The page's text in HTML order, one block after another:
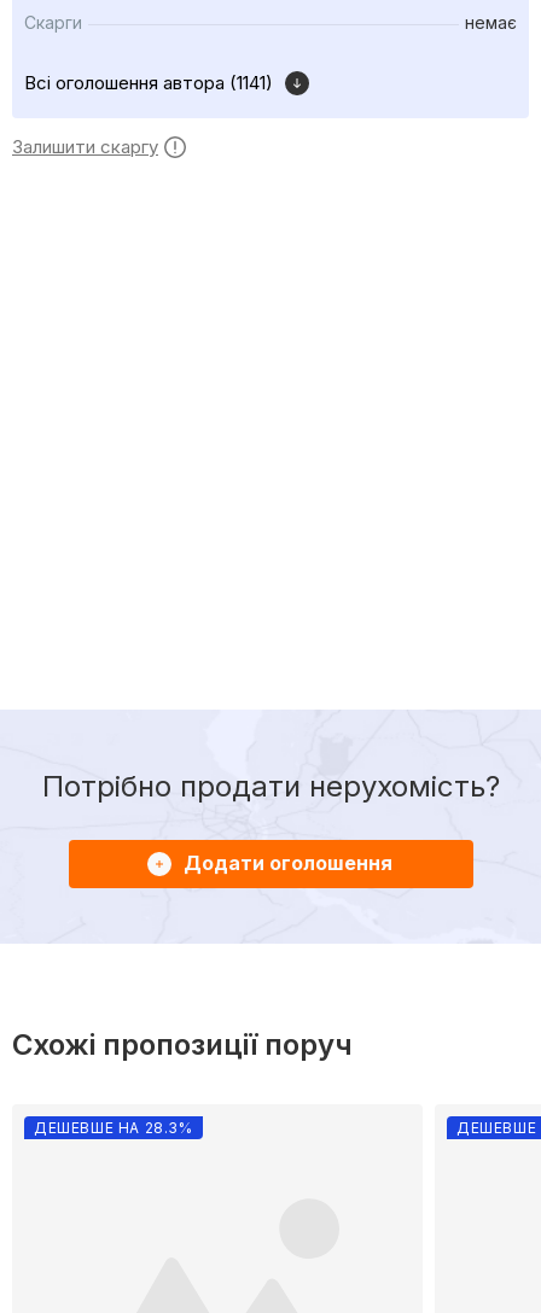
Скарги немає
Всі оголошення автора (1141)
Залишити скаргу
Потрібно продати нерухомість?
Додати оголошення
Схожі пропозиції поруч
ДЕШЕВШЕ НА 28.3% ДЕШЕВШЕ